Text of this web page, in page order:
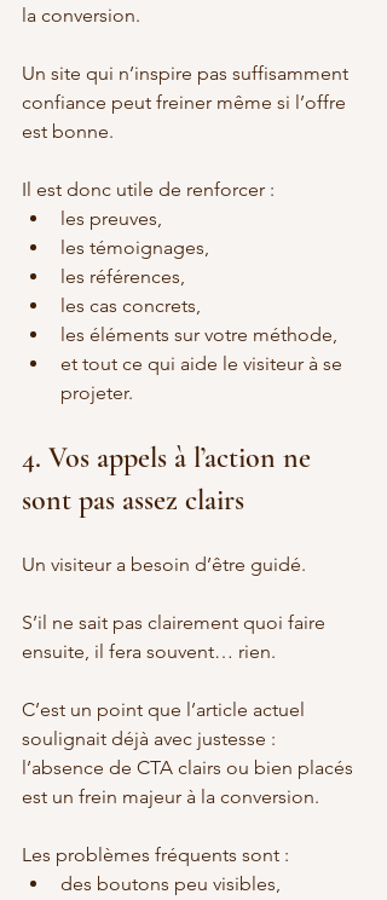
la conversion.
Un site qui n’inspire pas suffisamment
confiance peut freiner même si l’offre
est bonne.
Il est donc utile de renforcer :
les preuves,
les témoignages,
les références,
les cas concrets,
les éléments sur votre méthode,
et tout ce qui aide le visiteur à se
projeter.
4. Vos appels à l’action ne
sont pas assez clairs
Un visiteur a besoin d’être guidé.
S’il ne sait pas clairement quoi faire
ensuite, il fera souvent… rien.
C’est un point que l’article actuel
soulignait déjà avec justesse :
l’absence de CTA clairs ou bien placés
est un frein majeur à la conversion.
Les problèmes fréquents sont :
des boutons peu visibles,